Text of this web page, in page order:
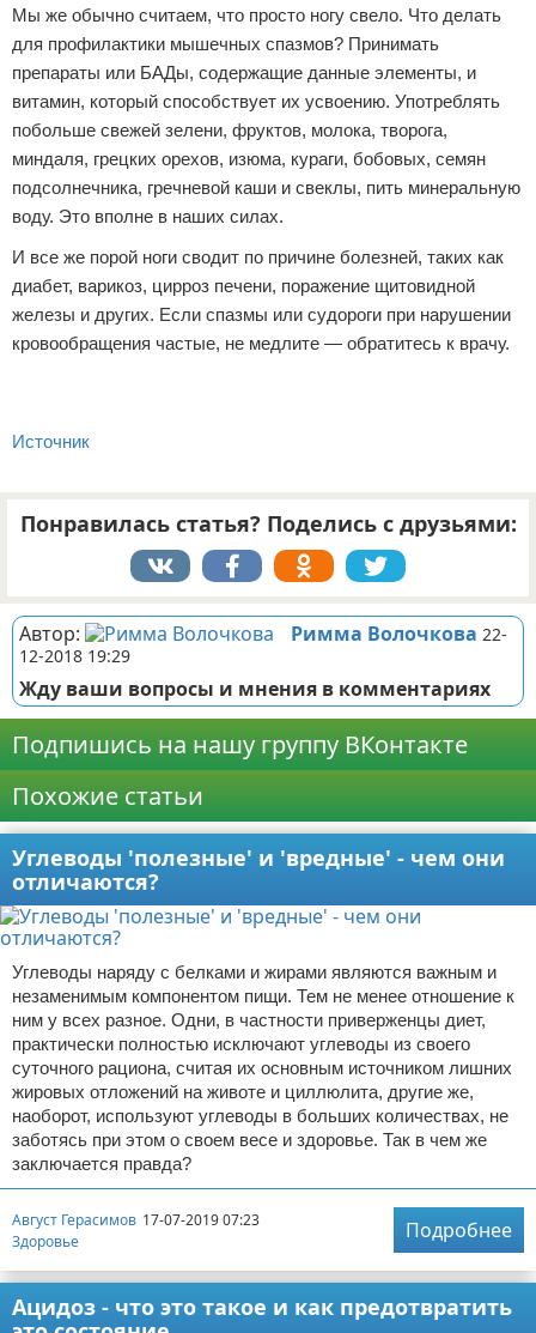
Мы же обычно считаем, что просто ногу свело. Что делать
для профилактики мышечных спазмов? Принимать
препараты или БАДы, содержащие данные элементы, и
витамин, который способствует их усвоению. Употреблять
побольше свежей зелени, фруктов, молока, творога,
миндаля, грецких орехов, изюма, кураги, бобовых, семян
подсолнечника, гречневой каши и свеклы, пить минеральную
воду. Это вполне в наших силах.
И все же порой ноги сводит по причине болезней, таких как
диабет, варикоз, цирроз печени, поражение щитовидной
железы и других. Если спазмы или судороги при нарушении
кровообращения частые, не медлите — обратитесь к врачу.
Источник
Понравилась статья? Поделись с друзьями:
Автор: Римма Волочкова 22-
12-2018 19:29
Жду ваши вопросы и мнения в комментариях
Подпишись на нашу группу ВКонтакте
Похожие статьи
Углеводы 'полезные' и 'вредные' - чем они
отличаются?
Углеводы наряду с белками и жирами являются важным и
незаменимым компонентом пищи. Тем не менее отношение к
ним у всех разное. Одни, в частности приверженцы диет,
практически полностью исключают углеводы из своего
суточного рациона, считая их основным источником лишних
жировых отложений на животе и циллюлита, другие же,
наоборот, используют углеводы в больших количествах, не
заботясь при этом о своем весе и здоровье. Так в чем же
заключается правда?
Август Герасимов 17-07-2019 07:23
Здоровье
Подробнее
Ацидоз - что это такое и как предотвратить